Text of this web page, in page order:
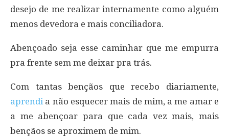
desejo de me realizar internamente como alguém
menos devedora e mais conciliadora.
Abençoado seja esse caminhar que me empurra
pra frente sem me deixar pra trás.
Com tantas bençãos que recebo diariamente,
aprendi a não esquecer mais de mim, a me amar e
a me abençoar para que cada vez mais, mais
bençãos se aproximem de mim.